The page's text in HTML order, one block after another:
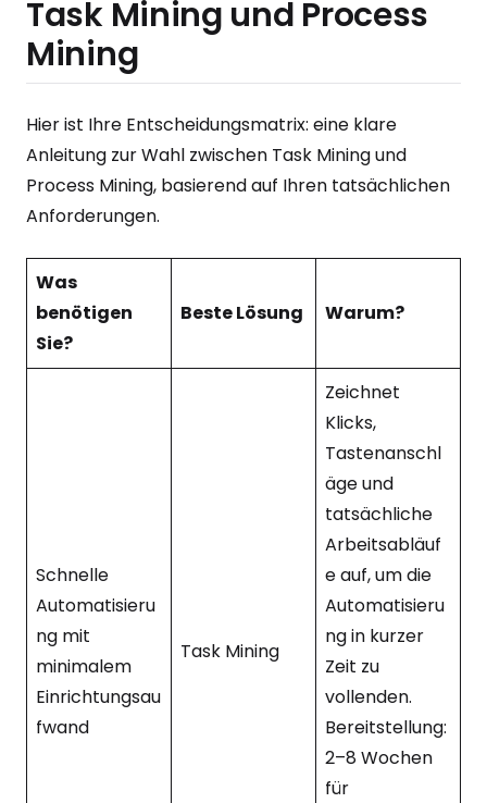
Task Mining und Process
Mining
Hier ist Ihre Entscheidungsmatrix: eine klare
Anleitung zur Wahl zwischen Task Mining und
Process Mining, basierend auf Ihren tatsächlichen
Anforderungen.
Was
benötigen
Sie?
Beste Lösung Warum?
Schnelle
Automatisieru
ng mit
minimalem
Einrichtungsau
fwand
Task Mining
Zeichnet
Klicks,
Tastenanschl
äge und
tatsächliche
Arbeitsabläuf
e auf, um die
Automatisieru
ng in kurzer
Zeit zu
vollenden.
Bereitstellung:
2–8 Wochen
für